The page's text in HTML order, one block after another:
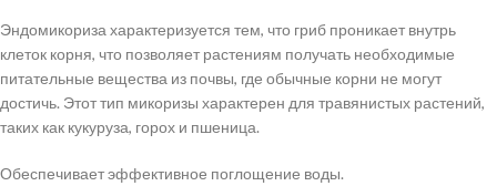
Эндомикориза характеризуется тем, что гриб проникает внутрь
клеток корня, что позволяет растениям получать необходимые
питательные вещества из почвы, где обычные корни не могут
достичь. Этот тип микоризы характерен для травянистых растений,
таких как кукуруза, горох и пшеница.
Обеспечивает эффективное поглощение воды.